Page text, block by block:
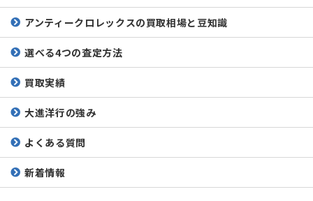
アンティークロレックスの買取相場と豆知識
選べる4つの査定方法
買取実績
大進洋行の強み
よくある質問
新着情報